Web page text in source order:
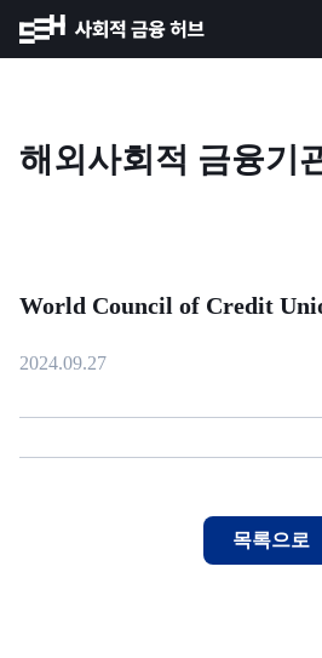
해외사회적 금융기
World Council of Credit
2024.09.27
목록으로